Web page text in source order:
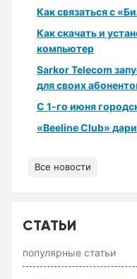
Как связаться с
Как скачать и
компьютер
Sarkor Telecom
для своих
С 1-го июня
«Beeline Club»
Все новости
СТАТЬИ
популярные статьи